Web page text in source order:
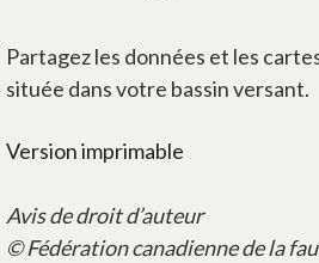
Partagez les données et les
située dans votre bassin versant.
Version imprimable
Avis de droit d’auteur
© Fédération canadienne de la